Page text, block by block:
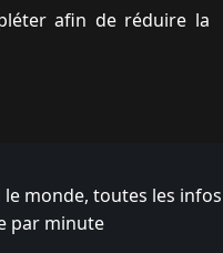
afin de réduire la
le monde, toutes les infos
par minute